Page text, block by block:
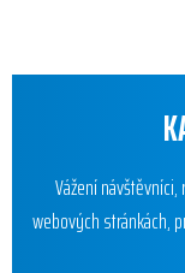
Vážení
webových stránkách,